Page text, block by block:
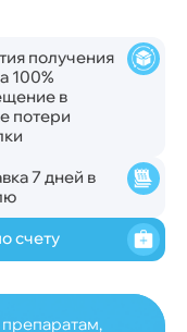
получения
100%
в
потери
7 дней в
счету